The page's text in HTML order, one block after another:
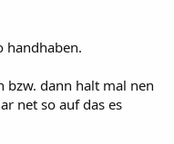
handhaben.
bzw. dann halt mal nen
net so auf das es